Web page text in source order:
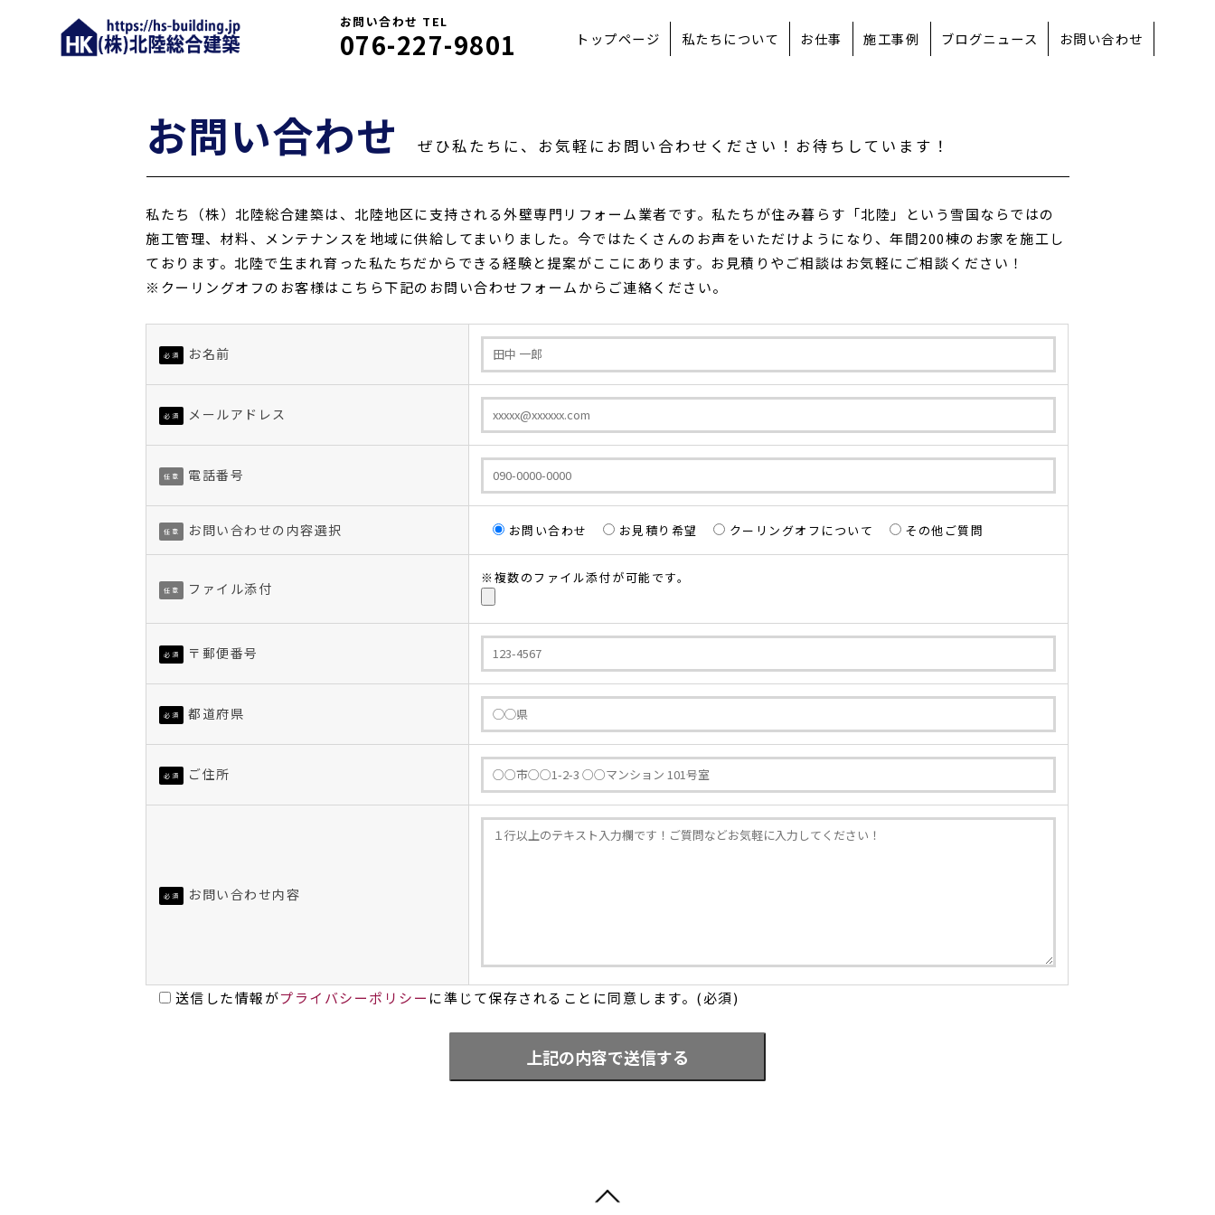
（株）北陸総合建築お問い合わせ TEL
076-227-9801 トップページ 私たちについて お仕事 施工事例 ブログニュース お問い合わせ
お問い合わせ ぜひ私たちに、お気軽にお問い合わせください！お待ちしています！
私たち（株）北陸総合建築は、北陸地区に支持される外壁専門リフォーム業者です。私たちが住み暮らす「北陸」という雪国ならではの
施工管理、材料、メンテナンスを地域に供給してまいりました。今ではたくさんのお声をいただけようになり、年間200棟のお家を施工し
ております。北陸で生まれ育った私たちだからできる経験と提案がここにあります。お見積りやご相談はお気軽にご相談ください！
※クーリングオフのお客様はこちら下記のお問い合わせフォームからご連絡ください。
必須 お名前
必須 メールアドレス
任意 電話番号
任意 お問い合わせの内容選択 お問い合わせ お見積り希望 クーリングオフについて その他ご質問
任意 ファイル添付
※複数のファイル添付が可能です。
必須 〒郵便番号
必須 都道府県
必須 ご住所
必須 お問い合わせ内容
送信した情報がプライバシーポリシー に準じて保存されることに同意します。(必須)